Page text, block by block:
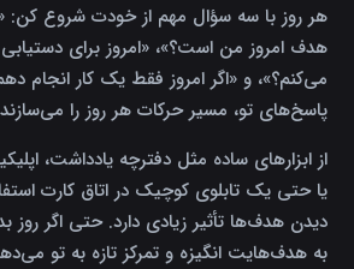
هر روز با سه سؤال مهم از خودت شروع کن:
هدف امروز من است؟»، «امروز برای
می‌کنم؟»، و «اگر امروز فقط یک کار انجام
پاسخ‌های تو، مسیر حرکات هر روز را
از ابزارهای ساده مثل دفترچه یادداشت،
یا حتی یک تابلوی کوچیک در اتاق کارت
دیدن هدف‌ها تأثیر زیادی دارد. حتی اگر روز
به هدف‌هایت انگیزه و تمرکز تازه به تو